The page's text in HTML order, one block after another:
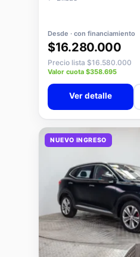
Desde · con financiamiento
$16.280.000
Precio lista $16.580.000
Valor cuota $358.695